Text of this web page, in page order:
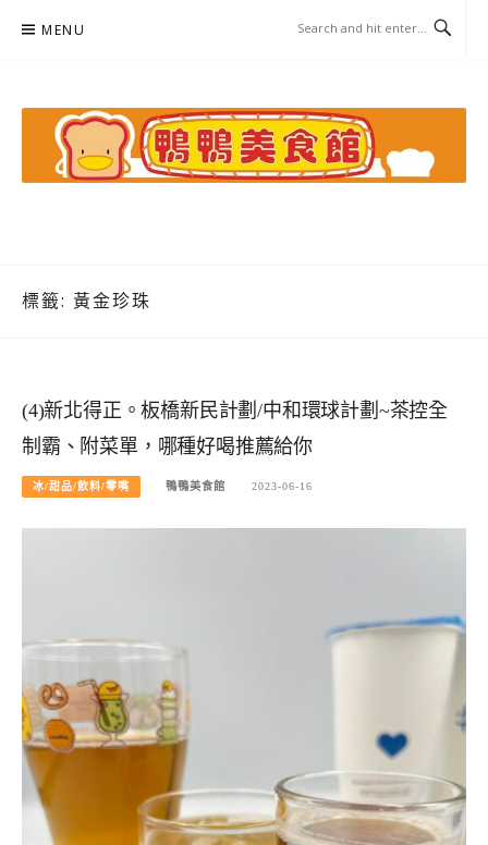
MENU
標籤: 黃金珍珠
(4)新北得正。板橋新民計劃/中和環球計劃~茶控全
制霸、附菜單，哪種好喝推薦給你
冰/甜品/飲料/零嘴 鴨鴨美食館 2023-06-16